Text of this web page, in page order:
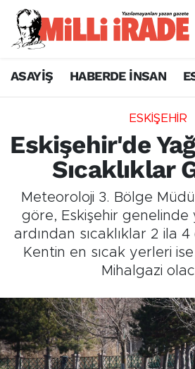
ASAYİŞ HABERDE İNSAN
ESKİŞEHİR
Eskişehir'de
Sıcaklıklar
Meteoroloji 3. Bölge
göre, Eskişehir genelinde
ardından sıcaklıklar 2 ila
Kentin en sıcak yerleri
Mihalgazi